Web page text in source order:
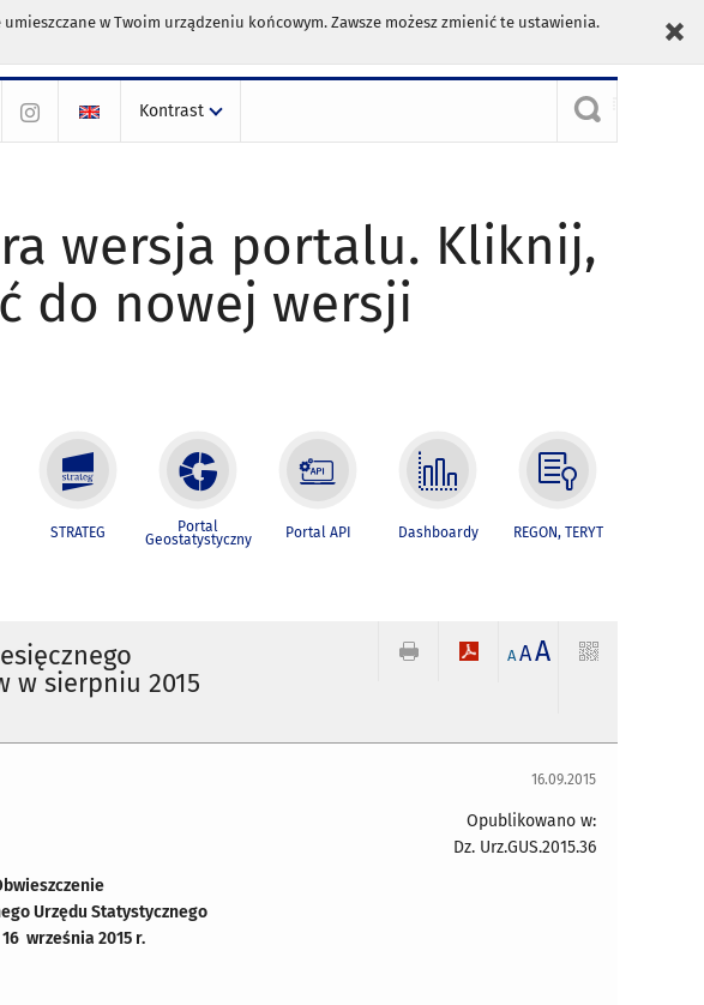
w Twoim urządzeniu końcowym. Zawsze możesz zmienić te ustawienia.
Kontrast
wersja portalu. Kliknij,
do nowej wersji
STRATEG Portal
Geostatystyczny Portal API Dashboardy REGON, TERYT
w sierpniu 2015
A AA
16.09.2015
Opublikowano w:
Dz. Urz.GUS.2015.36
Urzędu Statystycznego
września 2015 r.